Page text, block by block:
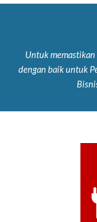
Untuk
dengan baik untuk